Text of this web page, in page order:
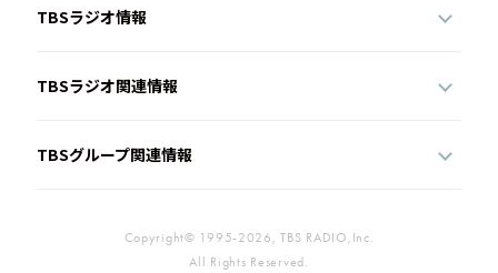
TBSラジオ情報
TBSラジオ関連情報
TBSグループ関連情報
Copyright© 1995-2026, TBS RADIO,Inc.
All Rights Reserved.